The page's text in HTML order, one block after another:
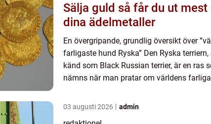
Sälja guld så får du ut mest av
dina ädelmetaller
En övergripande, grundlig översikt över
farligaste hund Ryska” Den Ryska terriern,
känd som Black Russian terrier, är en ras
nämns när man pratar om världens
03 augusti 2026 admin